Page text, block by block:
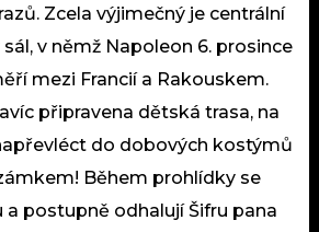
Zcela výjimečný je centrální
v němž Napoleon 6. prosince
mezi Francií a Rakouskem.
připravena dětská trasa, na
do dobových kostýmů
Během prohlídky se
postupně odhalují Šifru pana